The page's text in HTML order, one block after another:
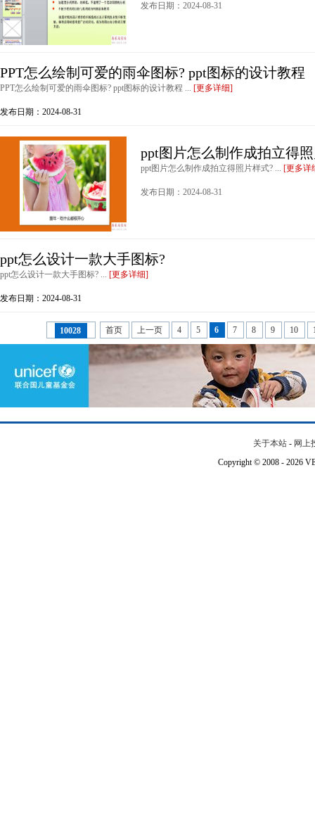
发布日期：2024-08-31
PPT怎么绘制可爱的雨伞图标? ppt图标的设计教程
PPT怎么绘制可爱的雨伞图标? ppt图标的设计教程 ... [更多详细]
发布日期：2024-08-31
ppt图片怎么制作成拍立得
ppt图片怎么制作成拍立得照片样式? ... [更多详
发布日期：2024-08-31
ppt怎么设计一款大手图标?
ppt怎么设计一款大手图标? ... [更多详细]
发布日期：2024-08-31
10028 首页 上一页 4 5 6 7 8 9 10
关于本站 - 网上
Copyright © 2008 - 2026